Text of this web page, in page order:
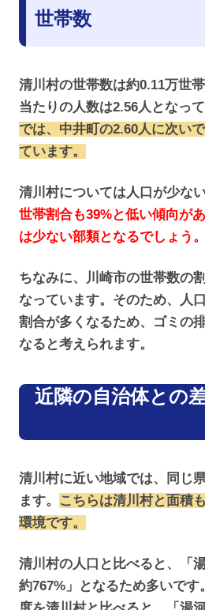
世帯数
清川村の世帯数は約0.11万世
当たりの人数は2.56人となって
では、中井町の2.60人に次い
ています。
清川村については人口が少な
世帯割合も39%と低い傾向が
は少ない部類となるでしょう。
ちなみに、川崎市の世帯数の
なっています。そのため、人
割合が多くなるため、ゴミの
なると考えられます。
近隣の自治体との
清川村に近い地域では、同じ
ます。
こちらは清川村と面積
環境です。
清川村の人口と比べると、「
約767%」となるため多いで